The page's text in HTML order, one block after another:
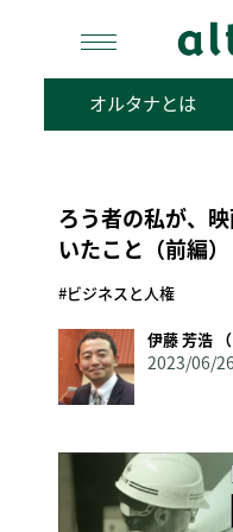
検
オルタナとは
ろう者の私が、
いたこと（前編）
#ビジネスと人権
2023/06/26